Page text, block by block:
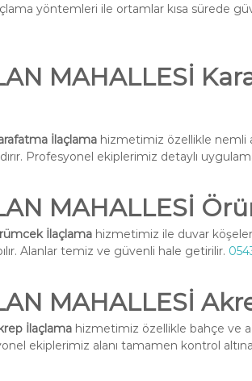
yöntemleri ile ortamlar kısa sürede
MAHALLESİ
İlaçlama hizmetimiz özellikle nemli
Profesyonel ekiplerimiz detaylı
MAHALLESİ
İlaçlama hizmetimiz ile duvar
Alanlar temiz ve güvenli hale getirilir.
MAHALLESİ
İlaçlama hizmetimiz özellikle bahçe ve
ekiplerimiz alanı tamamen kontrol altına